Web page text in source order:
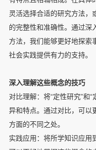
灵活选择合适的研究方法，
的完整性和准确性。通过深
方法，我们能够更好地探索
社会实践提供有力的支持。
深入理解这些概念的技巧
对比理解：将“定性研究”和
异和特点。通过对比，可以
方面的不同之处。
实践应用：将所学知识应用